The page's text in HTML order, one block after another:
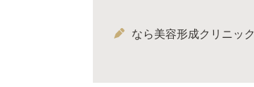
なら美容形成クリニック